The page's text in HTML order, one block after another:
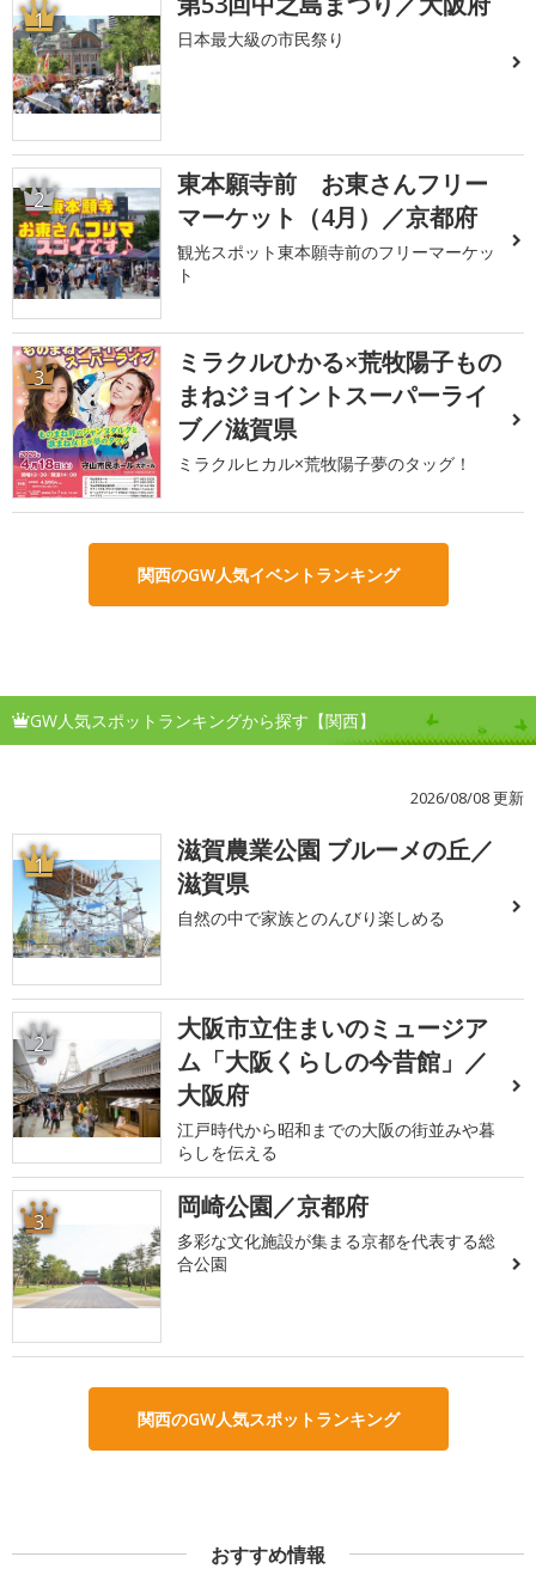
1
日本最大級の市民祭り
2
東本願寺前 お東さんフリー
マーケット（4月）／京都府
観光スポット東本願寺前のフリーマーケッ
ト
3
ミラクルひかる×荒牧陽子もの
まねジョイントスーパーライ
ブ／滋賀県
ミラクルヒカル×荒牧陽子夢のタッグ！
関西のGW人気イベントランキング
GW人気スポットランキングから探す【関西】
2026/08/08 更新
1
滋賀農業公園 ブルーメの丘／
滋賀県
自然の中で家族とのんびり楽しめる
2
大阪市立住まいのミュージア
ム「大阪くらしの今昔館」／
大阪府
江戸時代から昭和までの大阪の街並みや暮
らしを伝える
3 岡崎公園／京都府
多彩な文化施設が集まる京都を代表する総
合公園
関西のGW人気スポットランキング
おすすめ情報